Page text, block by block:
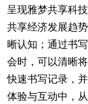
呈现雅梦共享科
共享经济发展趋
晰认知；通过书
会时，可以清晰
快速书写记录，
体验与互动中，